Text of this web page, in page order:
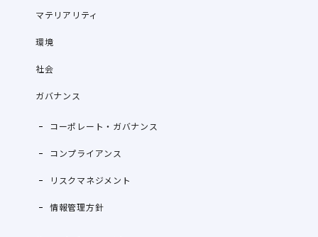
マテリアリティ
環境
社会
ガバナンス
コーポレート・ガバナンス
コンプライアンス
リスクマネジメント
情報管理方針